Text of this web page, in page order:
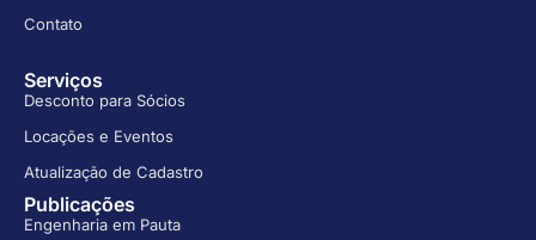
Contato
Serviços
Desconto para Sócios
Locações e Eventos
Atualização de Cadastro
Publicações
Engenharia em Pauta